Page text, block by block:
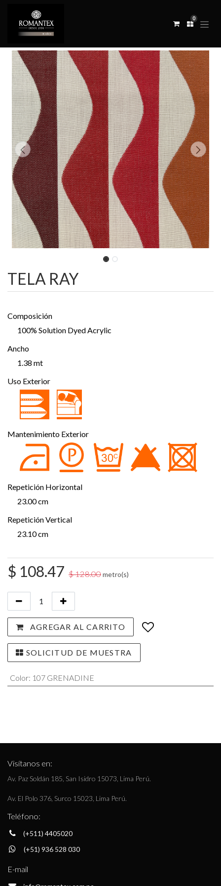
0
TELA RAY
Composición
100% Solution Dyed Acrylic
Ancho
1.38 mt
Uso Exterior
Mantenimiento Exterior
Repetición Horizontal
23.00 cm
Repetición Vertical
23.10 cm
$ 108.47 $128.00metro(s)
AGREGAR AL CARRITO
SOLICITUD DE MUESTRA
Color: 107 GRENADINE
Visítanos en:
Av. Paz Soldán 185, San Isidro 15073, Lima Perú.
Av. El Polo 376, Surco 15023, Lima Perú.
Teléfono:
(+511) 4405020
(+51) 936 528 030
E-mail